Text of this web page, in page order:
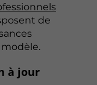
de
à jour